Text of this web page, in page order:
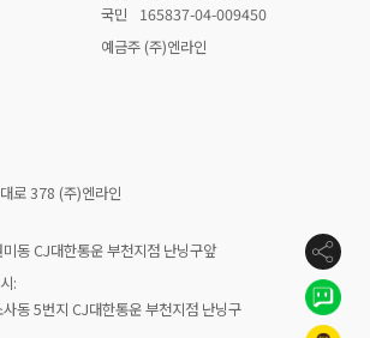
국민
165837-04-009450
예금주 (주)엔라인
로 378 (주)엔라인
동 CJ대한통운 부천지점 난닝구앞
:
동 5번지 CJ대한통운 부천지점 난닝구